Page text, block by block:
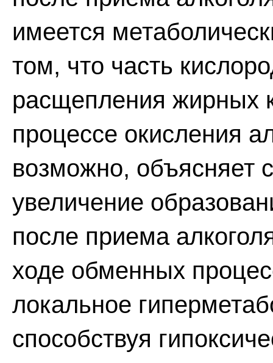
имеется
том, что часть
расщепления жирных
процессе окисления
возможно, объясняет
увеличение
после приема
ходе обменных
локальное
способствуя